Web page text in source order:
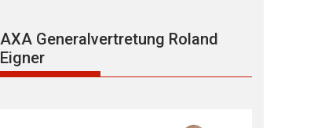
AXA Generalvertretung Roland
Eigner